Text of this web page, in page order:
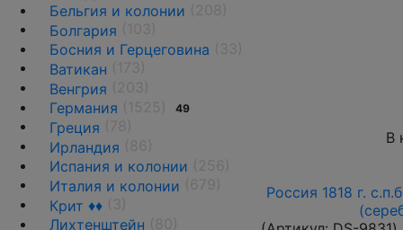
Бельгия и колонии
Болгария
Босния и Герцеговина
Ватикан
Венгрия
Германия
49
Греция
Ирландия
Испания и колонии
Италия и колонии
Крит ♦♦
Лихтенштейн
В
Россия 1818 г.